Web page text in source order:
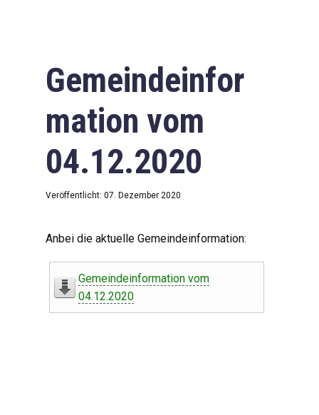
Gemeindeinfor
mation vom
04.12.2020
Veröffentlicht: 07. Dezember 2020
Anbei die aktuelle Gemeindeinformation:
Gemeindeinformation vom
04.12.2020